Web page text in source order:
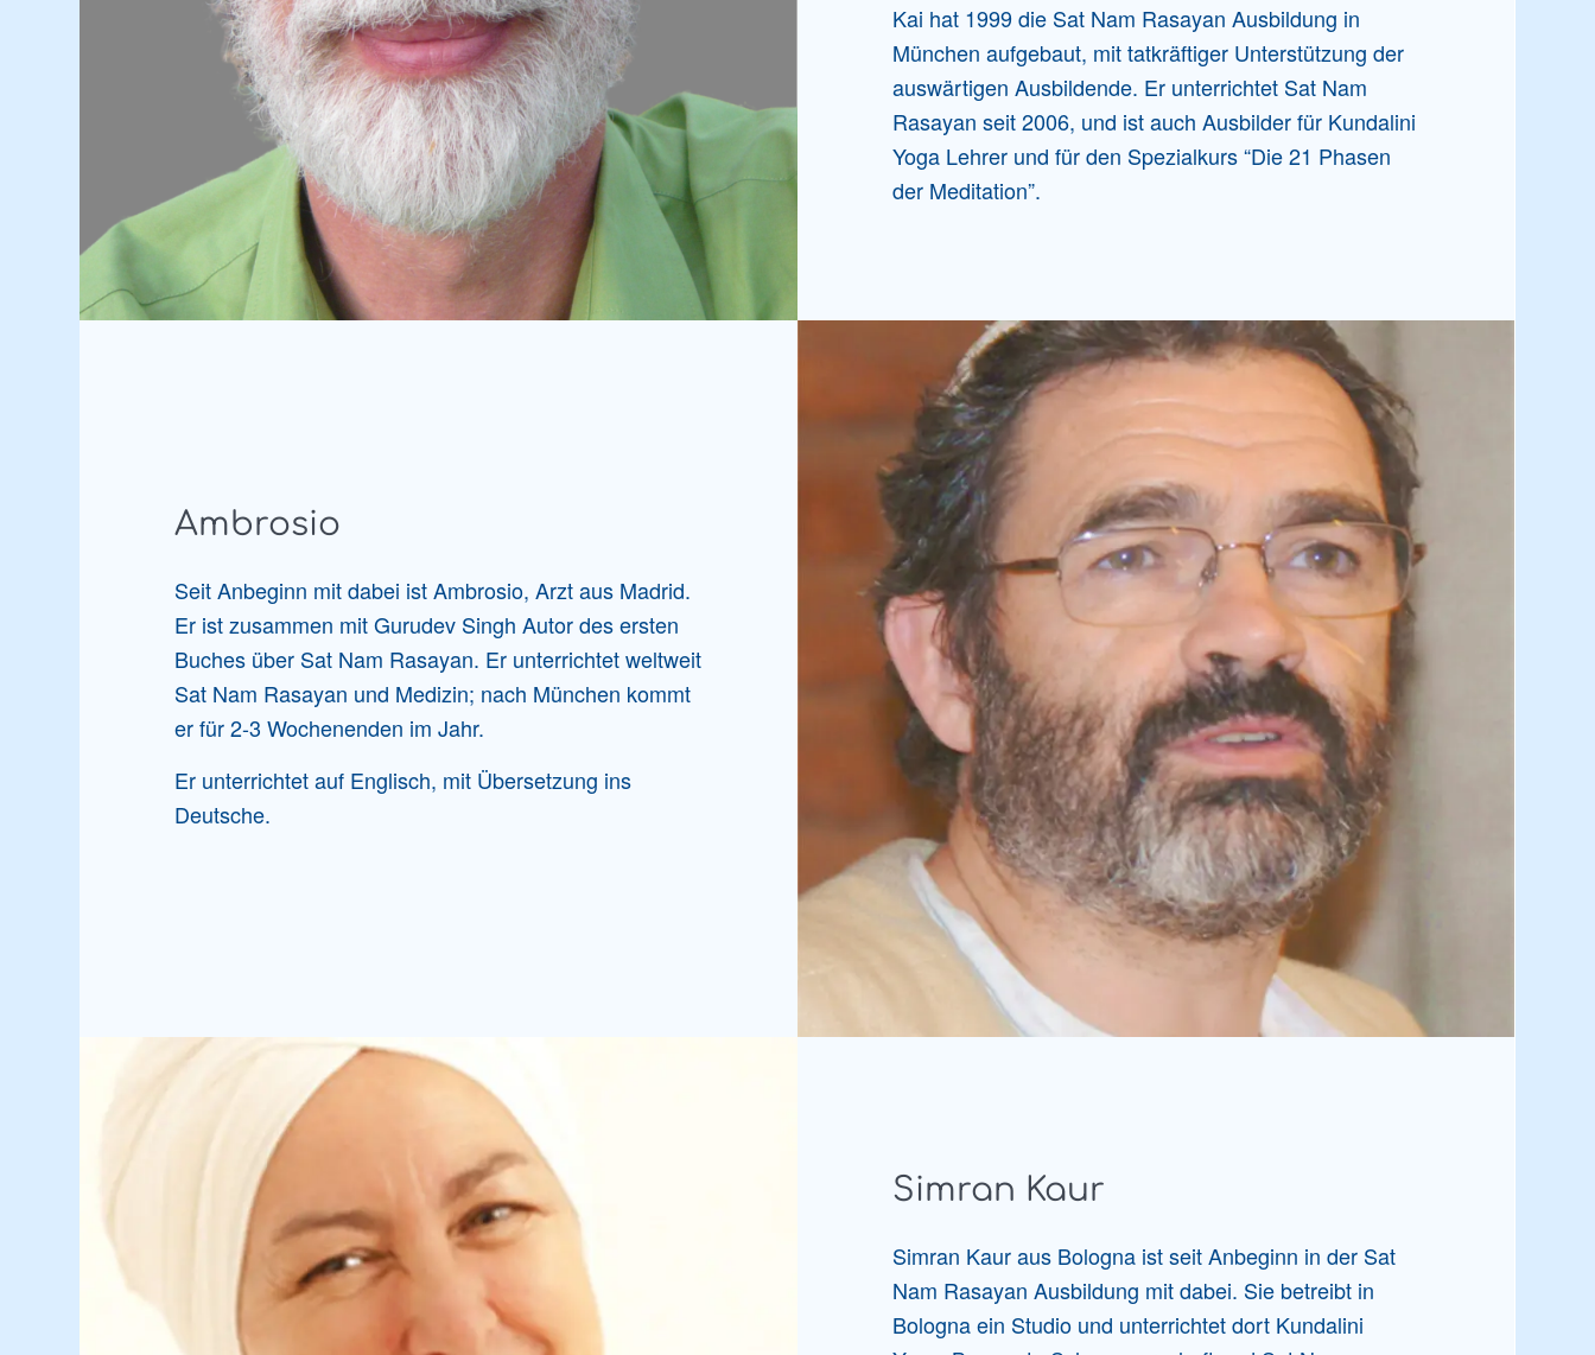
Kai hat 1999 die Sat Nam Rasayan Ausbildung in
München aufgebaut, mit tatkräftiger Unterstützung der
auswärtigen Ausbildende. Er unterrichtet Sat Nam
Rasayan seit 2006, und ist auch Ausbilder für Kundalini
Yoga Lehrer und für den Spezialkurs “Die 21 Phasen
der Meditation”.
Ambrosio
Seit Anbeginn mit dabei ist Ambrosio, Arzt aus Madrid.
Er ist zusammen mit Gurudev Singh Autor des ersten
Buches über Sat Nam Rasayan. Er unterrichtet weltweit
Sat Nam Rasayan und Medizin; nach München kommt
er für 2-3 Wochenenden im Jahr.
Er unterrichtet auf Englisch, mit Übersetzung ins
Deutsche.
Simran Kaur
Simran Kaur aus Bologna ist seit Anbeginn in der Sat
Nam Rasayan Ausbildung mit dabei. Sie betreibt in
Bologna ein Studio und unterrichtet dort Kundalini